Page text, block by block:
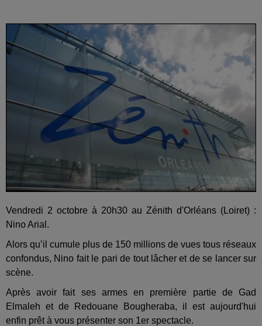
Vendredi 2 octobre à 20h30 au Zénith d'Orléans (Loiret) :
Nino Arial.
Alors qu’il cumule plus de 150 millions de vues tous réseaux
confondus, Nino fait le pari de tout lâcher et de se lancer sur
scène.
Après avoir fait ses armes en première partie de Gad
Elmaleh et de Redouane Bougheraba, il est aujourd'hui
enfin prêt à vous présenter son 1er spectacle.